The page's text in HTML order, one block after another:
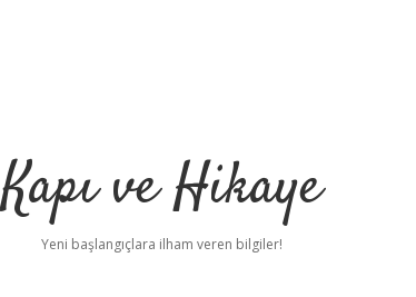
Kapı ve Hikaye
Yeni başlangıçlara ilham veren bilgiler!